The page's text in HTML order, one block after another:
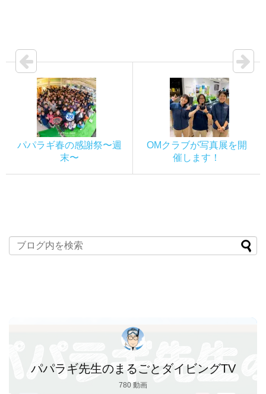
パパラギ春の感謝祭〜週
末〜
OMクラブが写真展を開
催します！
パパラギ先生のまるごとダイビングTV
780 動画